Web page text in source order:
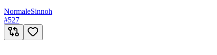
NormaleSinnoh
#527